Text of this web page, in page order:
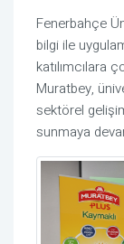
Fenerbahçe
bilgi ile
katılımcılara
Muratbey,
sektörel
sunmaya